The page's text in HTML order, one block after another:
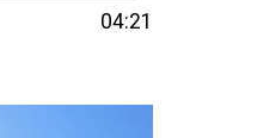
04:21